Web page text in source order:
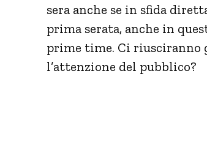
sera anche se in sfida
prima serata, anche in
prime time. Ci riusciranno
l’attenzione del pubblico?